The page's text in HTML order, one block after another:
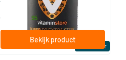
Bestseller
Vitaminstore
vanaf 95
Bekijk product